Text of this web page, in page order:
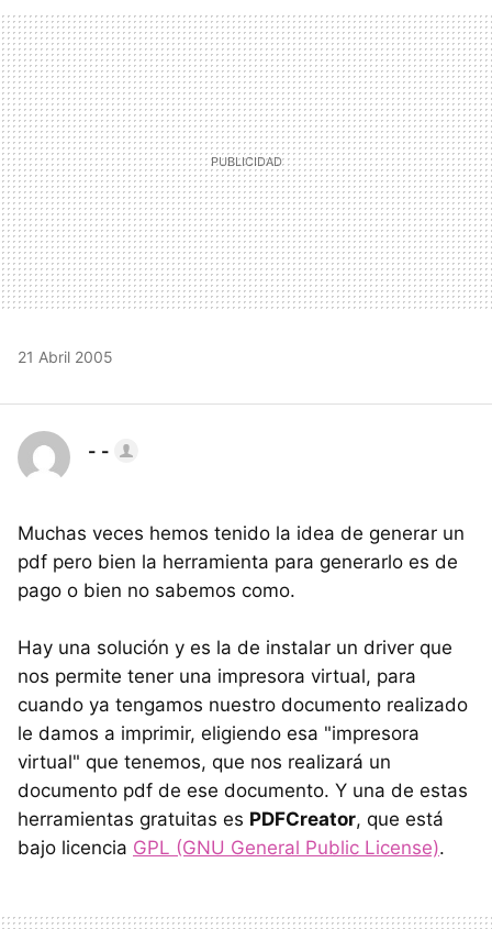
MAIL
21 Abril 2005
- -
Muchas veces hemos tenido la idea de generar un
pdf pero bien la herramienta para generarlo es de
pago o bien no sabemos como.
Hay una solución y es la de instalar un driver que
nos permite tener una impresora virtual, para
cuando ya tengamos nuestro documento realizado
le damos a imprimir, eligiendo esa "impresora
virtual" que tenemos, que nos realizará un
documento pdf de ese documento. Y una de estas
herramientas gratuitas es PDFCreator, que está
bajo licencia GPL (GNU General Public License).